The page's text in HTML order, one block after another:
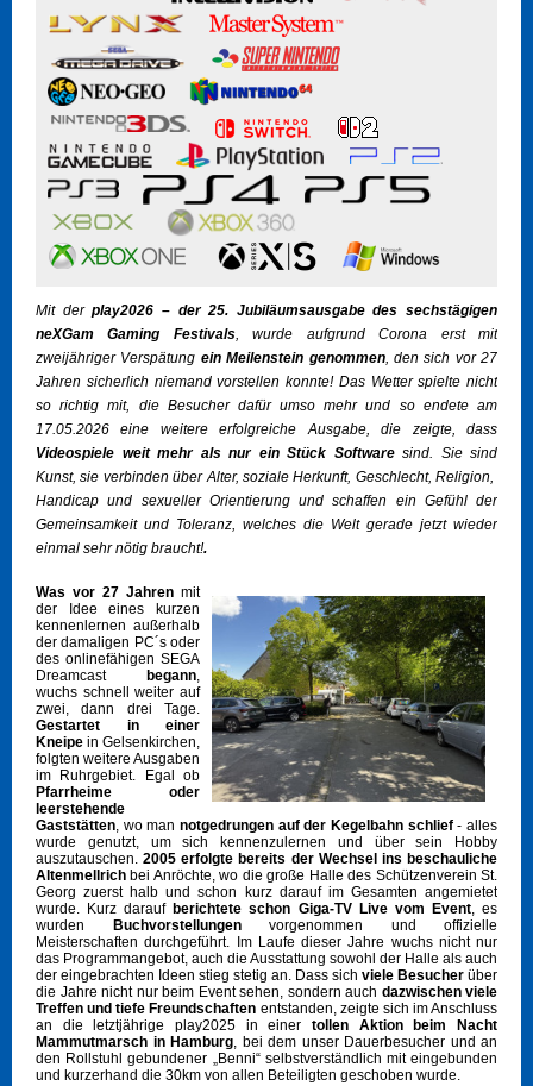
Mit derplay2026 – der 25. Jubiläumsausgabe des sechstägigen
neXGam Gaming Festivals, wurde aufgrund Corona erst mit
zweijähriger Verspätung ein Meilenstein genommen, den sich vor 27
Jahren sicherlich niemand vorstellen konnte! Das Wetter spielte nicht
so richtig mit, die Besucher dafür umso mehr und so endete am
17.05.2026 eine weitere erfolgreiche Ausgabe, die zeigte, dass
Videospiele weit mehr als nur ein Stück Softwaresind. Sie sind
Kunst, sie verbinden über Alter, soziale Herkunft, Geschlecht, Religion,
Handicap und sexueller Orientierung und schaffen ein Gefühl der
Gemeinsamkeit und Toleranz, welches die Welt gerade jetzt wieder
einmal sehr nötig braucht!.
Was vor 27 Jahren mit
der Idee eines kurzen
kennenlernen außerhalb
der damaligen PC´s oder
des onlinefähigen SEGA
Dreamcast
begann,
wuchs schnell weiter auf
zwei, dann drei Tage.
Gestartet in einer
Kneipe in Gelsenkirchen,
folgten weitere Ausgaben
im Ruhrgebiet. Egal ob
Pfarrheime oder
leerstehende
Gaststätten, wo man notgedrungen auf der Kegelbahn schlief- alles
wurde genutzt, um sich kennenzulernen und über sein Hobby
auszutauschen.2005 erfolgte bereits der Wechsel ins beschauliche
Altenmellrich bei Anröchte, wo die große Halle des Schützenverein St.
Georg zuerst halb und schon kurz darauf im Gesamten angemietet
wurde. Kurz darauf berichtete schon Giga-TV Live vom Event, es
wurden
Buchvorstellungenvorgenommen und offizielle
Meisterschaften durchgeführt. Im Laufe dieser Jahre wuchs nicht nur
das Programmangebot, auch die Ausstattung sowohl der Halle als auch
der eingebrachten Ideen stieg stetig an. Dass sich viele Besucher über
die Jahre nicht nur beim Event sehen, sondern auch dazwischen viele
Treffen und tiefe Freundschaften entstanden, zeigte sich im Anschluss
an die letztjährige play2025 in einer tollen Aktion beim Nacht
Mammutmarsch in Hamburg, bei dem unser Dauerbesucher und an
den Rollstuhl gebundener „Benni“ selbstverständlich mit eingebunden
und kurzerhand die 30km von allen Beteiligten geschoben wurde.